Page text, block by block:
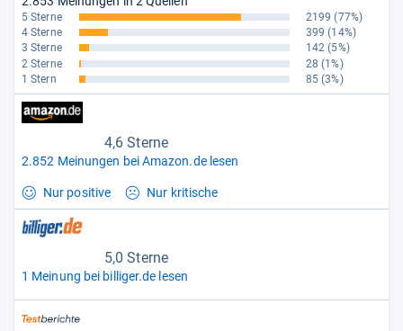
5 Sterne 2199 (77%)
4 Sterne
399 (14%)
3 Sterne
142 (5%)
2 Sterne
28 (1%)
1 Stern
85 (3%)
4,6 Sterne
2.852 Meinungen bei Amazon.de lesen
Nur positive Nur kritische
5,0 Sterne
1 Meinung bei billiger.de lesen